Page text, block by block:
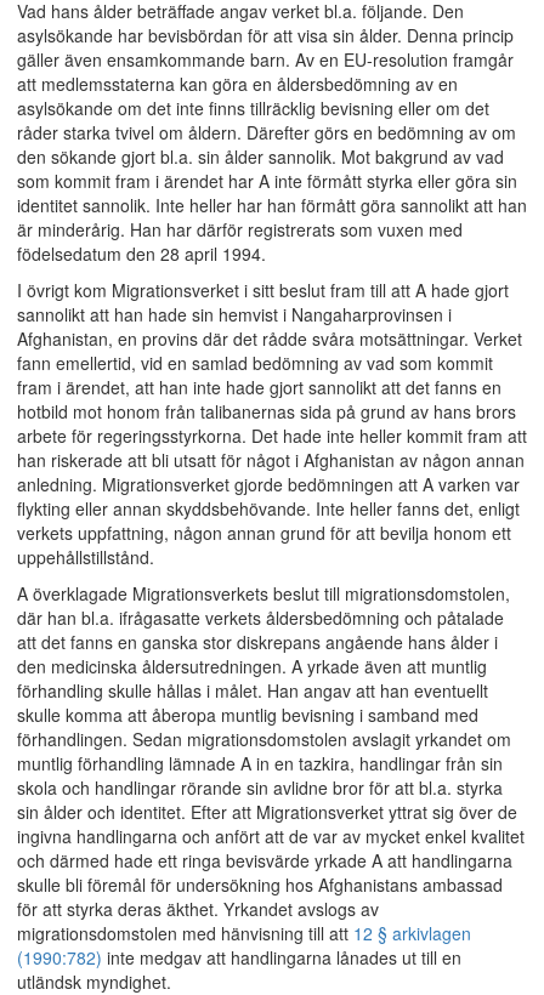
Vad hans ålder beträffade angav verket bl.a. följande. Den
asylsökande har bevisbördan för att visa sin ålder. Denna princip
gäller även ensamkommande barn. Av en EU-resolution framgår
att medlemsstaterna kan göra en åldersbedömning av en
asylsökande om det inte finns tillräcklig bevisning eller om det
råder starka tvivel om åldern. Därefter görs en bedömning av om
den sökande gjort bl.a. sin ålder sannolik. Mot bakgrund av vad
som kommit fram i ärendet har A inte förmått styrka eller göra sin
identitet sannolik. Inte heller har han förmått göra sannolikt att han
är minderårig. Han har därför registrerats som vuxen med
födelsedatum den 28 april 1994.
I övrigt kom Migrationsverket i sitt beslut fram till att A hade gjort
sannolikt att han hade sin hemvist i Nangaharprovinsen i
Afghanistan, en provins där det rådde svåra motsättningar. Verket
fann emellertid, vid en samlad bedömning av vad som kommit
fram i ärendet, att han inte hade gjort sannolikt att det fanns en
hotbild mot honom från talibanernas sida på grund av hans brors
arbete för regeringsstyrkorna. Det hade inte heller kommit fram att
han riskerade att bli utsatt för något i Afghanistan av någon annan
anledning. Migrationsverket gjorde bedömningen att A varken var
flykting eller annan skyddsbehövande. Inte heller fanns det, enligt
verkets uppfattning, någon annan grund för att bevilja honom ett
uppehållstillstånd.
A överklagade Migrationsverkets beslut till migrationsdomstolen,
där han bl.a. ifrågasatte verkets åldersbedömning och påtalade
att det fanns en ganska stor diskrepans angående hans ålder i
den medicinska åldersutredningen. A yrkade även att muntlig
förhandling skulle hållas i målet. Han angav att han eventuellt
skulle komma att åberopa muntlig bevisning i samband med
förhandlingen. Sedan migrationsdomstolen avslagit yrkandet om
muntlig förhandling lämnade A in en tazkira, handlingar från sin
skola och handlingar rörande sin avlidne bror för att bl.a. styrka
sin ålder och identitet. Efter att Migrationsverket yttrat sig över de
ingivna handlingarna och anfört att de var av mycket enkel kvalitet
och därmed hade ett ringa bevisvärde yrkade A att handlingarna
skulle bli föremål för undersökning hos Afghanistans ambassad
för att styrka deras äkthet. Yrkandet avslogs av
migrationsdomstolen med hänvisning till att 12 § arkivlagen
(1990:782) inte medgav att handlingarna lånades ut till en
utländsk myndighet.